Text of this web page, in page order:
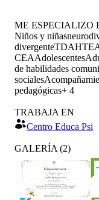
ME ESPECIALIZO
Niños y niñas
divergenteTDAH
CEAAdolescentes
de habilidades
sociales
pedagógicas+ 4
TRABAJA EN
Centro Educa Psi
GALERÍA (2)